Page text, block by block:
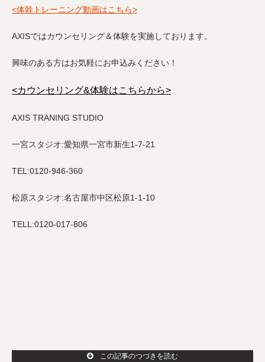
<体幹トレーニング動画はこちら>
AXISではカウンセリング＆体験を実施しております。
興味のある方はお気軽にお申込みください！
<カウンセリング&体験はこちらから>
AXIS TRANING STUDIO
一宮スタジオ:愛知県一宮市新生1-7-21
TEL:0120-946-360
松原スタジオ:名古屋市中区松原1-1-10
TELL:0120-017-806
この記事のつづきを読む